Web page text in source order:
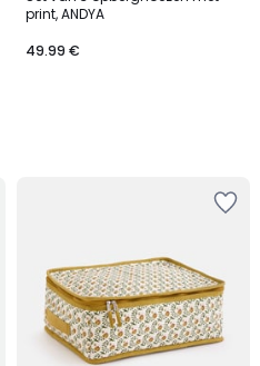
print, ANDYA
49.99 €